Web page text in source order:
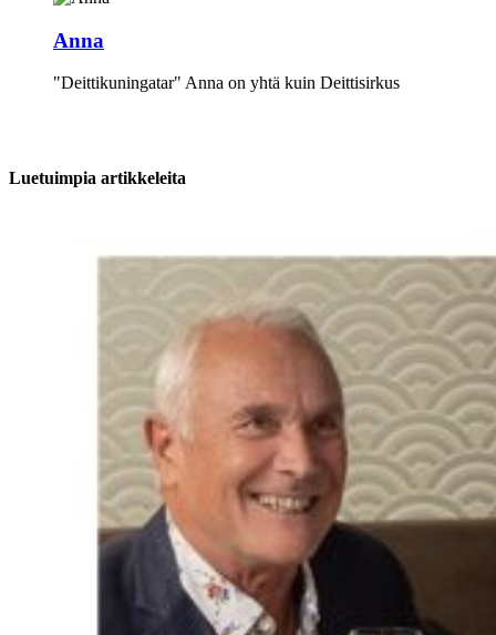
Anna
"Deittikuningatar" Anna on yhtä kuin Deittisirkus
Luetuimpia artikkeleita